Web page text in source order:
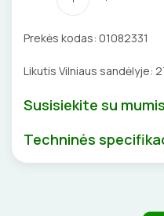
BATERIJOS
EL.
BŪGNAI
GRĘŽIMO
GULSČIUKAI
ETIKEČIŲ
Prekės kodas: 01082331
Likutis Vilniaus sandėlyje:
Susisiekite su mumis
Techninės